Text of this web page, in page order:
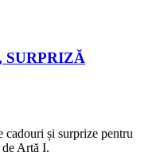
SURPRIZĂ
și surprize pentru
Artă I.